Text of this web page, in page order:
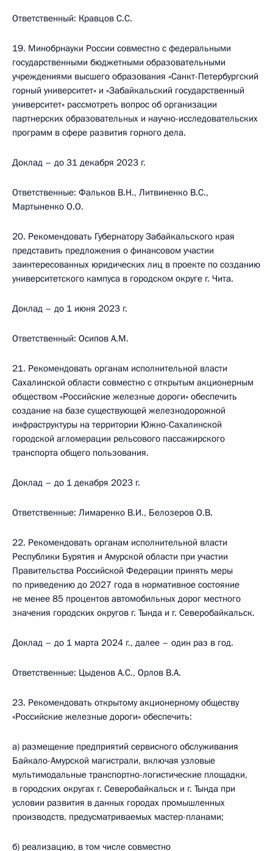
Ответственный: Кравцов С.С.
19. Минобрнауки России совместно с федеральными
государственными бюджетными образовательными
учреждениями высшего образования «Санкт-Петербургский
горный университет» и «Забайкальский государственный
университет» рассмотреть вопрос об организации
партнерских образовательных и научно-исследовательских
программ в сфере развития горного дела.
Доклад – до 31 декабря 2023 г.
Ответственные: Фальков В.Н., Литвиненко В.С.,
Мартыненко О.О.
20. Рекомендовать Губернатору Забайкальского края
представить предложения о финансовом участии
заинтересованных юридических лиц в проекте по созданию
университетского кампуса в городском округе г. Чита.
Доклад – до 1 июня 2023 г.
Ответственный: Осипов А.М.
21. Рекомендовать органам исполнительной власти
Сахалинской области совместно с открытым акционерным
обществом «Российские железные дороги» обеспечить
создание на базе существующей железнодорожной
инфраструктуры на территории Южно-Сахалинской
городской агломерации рельсового пассажирского
транспорта общего пользования.
Доклад – до 1 декабря 2023 г.
Ответственные: Лимаренко В.И., Белозеров О.В.
22. Рекомендовать органам исполнительной власти
Республики Бурятия и Амурской области при участии
Правительства Российской Федерации принять меры
по приведению до 2027 года в нормативное состояние
не менее 85 процентов автомобильных дорог местного
значения городских округов г. Тында и г. Северобайкальск.
Доклад – до 1 марта 2024 г., далее – один раз в год.
Ответственные: Цыденов А.С., Орлов В.А.
23. Рекомендовать открытому акционерному обществу
«Российские железные дороги» обеспечить:
а) размещение предприятий сервисного обслуживания
Байкало-Амурской магистрали, включая узловые
мультимодальные транспортно-логистические площадки,
в городских округах г. Северобайкальск и г. Тында при
условии развития в данных городах промышленных
производств, предусматриваемых мастер-планами;
б) реализацию, в том числе совместно